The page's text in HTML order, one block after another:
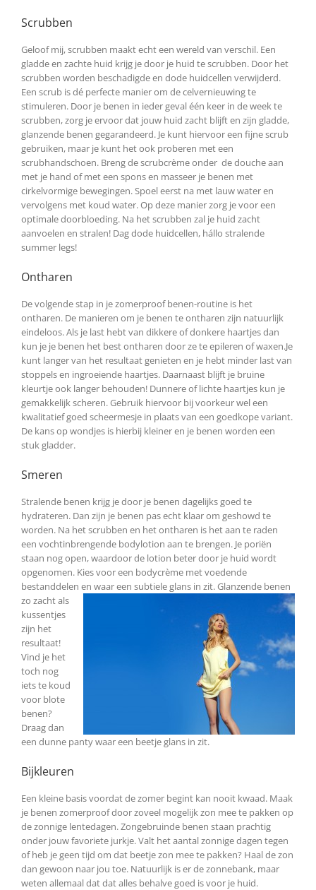
Scrubben
Geloof mij, scrubben maakt echt een wereld van verschil. Een
gladde en zachte huid krijg je door je huid te scrubben. Door het
scrubben worden beschadigde en dode huidcellen verwijderd.
Een scrub is dé perfecte manier om de celvernieuwing te
stimuleren. Door je benen in ieder geval één keer in de week te
scrubben, zorg je ervoor dat jouw huid zacht blijft en zijn gladde,
glanzende benen gegarandeerd. Je kunt hiervoor een fijne scrub
gebruiken, maar je kunt het ook proberen met een
scrubhandschoen. Breng de scrubcrème onder de douche aan
met je hand of met een spons en masseer je benen met
cirkelvormige bewegingen. Spoel eerst na met lauw water en
vervolgens met koud water. Op deze manier zorg je voor een
optimale doorbloeding. Na het scrubben zal je huid zacht
aanvoelen en stralen! Dag dode huidcellen, hállo stralende
summer legs!
Ontharen
De volgende stap in je zomerproof benen-routine is het
ontharen. De manieren om je benen te ontharen zijn natuurlijk
eindeloos. Als je last hebt van dikkere of donkere haartjes dan
kun je je benen het best ontharen door ze te epileren of waxen.Je
kunt langer van het resultaat genieten en je hebt minder last van
stoppels en ingroeiende haartjes. Daarnaast blijft je bruine
kleurtje ook langer behouden! Dunnere of lichte haartjes kun je
gemakkelijk scheren. Gebruik hiervoor bij voorkeur wel een
kwalitatief goed scheermesje in plaats van een goedkope variant.
De kans op wondjes is hierbij kleiner en je benen worden een
stuk gladder.
Smeren
Stralende benen krijg je door je benen dagelijks goed te
hydrateren. Dan zijn je benen pas echt klaar om geshowd te
worden. Na het scrubben en het ontharen is het aan te raden
een vochtinbrengende bodylotion aan te brengen. Je poriën
staan nog open, waardoor de lotion beter door je huid wordt
opgenomen. Kies voor een bodycrème met voedende
bestanddelen en waar een subtiele glans in zit. Glanzende benen
zo zacht als
kussentjes
zijn het
resultaat!
Vind je het
toch nog
iets te koud
voor blote
benen?
Draag dan
een dunne panty waar een beetje glans in zit.
Bijkleuren
Een kleine basis voordat de zomer begint kan nooit kwaad. Maak
je benen zomerproof door zoveel mogelijk zon mee te pakken op
de zonnige lentedagen. Zongebruinde benen staan prachtig
onder jouw favoriete jurkje. Valt het aantal zonnige dagen tegen
of heb je geen tijd om dat beetje zon mee te pakken? Haal de zon
dan gewoon naar jou toe. Natuurlijk is er de zonnebank, maar
weten allemaal dat dat alles behalve goed is voor je huid.